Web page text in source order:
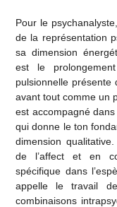
Pour le
de la représentation
sa dimension
est le
pulsionnelle présente
avant tout comme un
est accompagné
qui donne le ton
dimension
de l’affect et en
spécifique dans
appelle le travail
combinaisons